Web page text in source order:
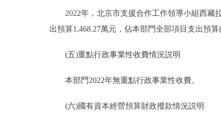
2022年，北京市支援合作工作領導小組西藏拉
出預算1,468.27萬元，佔本部門全部項目支出預算
(五)重點行政事業性收費情況説明
本部門2022年無重點行政事業性收費。
(六)國有資本經營預算財政撥款情況説明